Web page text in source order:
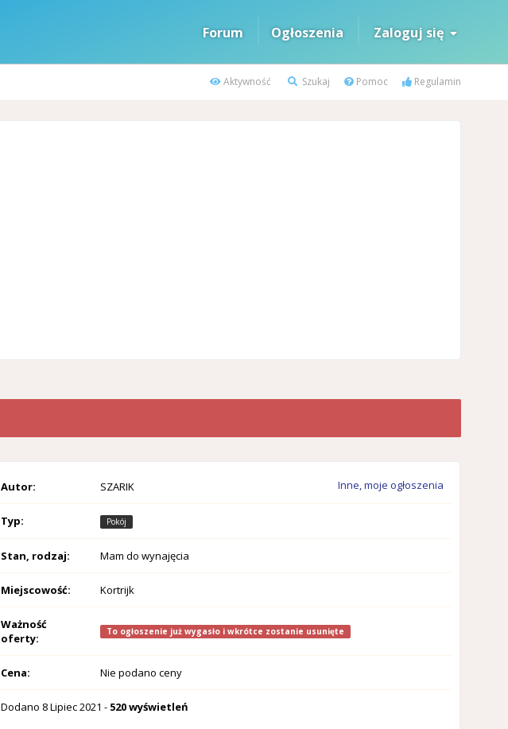
Forum Ogłoszenia Zaloguj się
Aktywność Szukaj Pomoc Regulamin
Autor: SZARIK Inne, moje ogłoszenia
Typ: Pokój
Stan, rodzaj: Mam do wynajęcia
Miejscowość: Kortrijk
Ważność
oferty:
To ogłoszenie już wygasło i wkrótce zostanie usunięte
Cena: Nie podano ceny
Dodano 8 Lipiec 2021 - 520 wyświetleń